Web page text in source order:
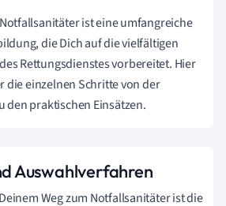
ist eine umfangreiche
die Dich auf die vielfältigen
Rettungsdienstes vorbereitet. Hier
die einzelnen Schritte von der
den praktischen Einsätzen.
Auswahlverfahren
Weg zum Notfallsanitäter ist die